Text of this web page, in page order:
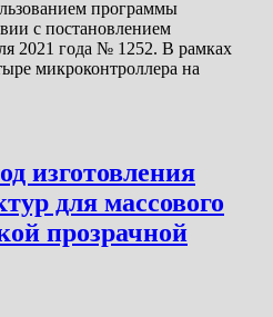
программы
с постановлением
2021 года № 1252. В рамках
микроконтроллера на
изготовления
для массового
прозрачной